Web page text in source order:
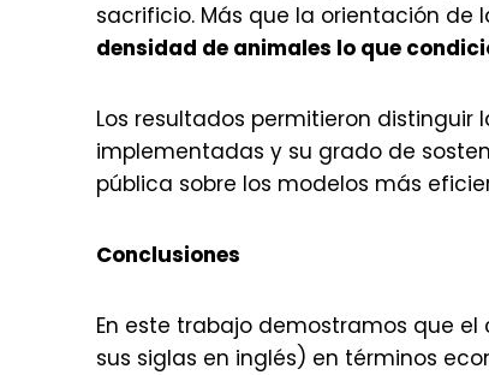
sacrificio. Más que la orientación de
densidad de animales lo que
Los resultados permitieron
implementadas y su grado de
pública sobre los modelos más
Conclusiones
En este trabajo demostramos que
sus siglas en inglés) en términos